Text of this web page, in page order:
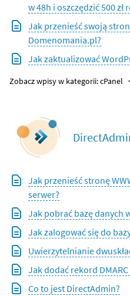
w 48h i oszczędzić 500 zł
Jak przenieść swoją
Domenomania.pl?
Jak zaktualizować
Zobacz wpisy w kategorii: cPanel
Jak przenieść stronę
serwer?
Jak pobrać bazę danych
Jak zalogować się do
Uwierzytelnianie
Jak dodać rekord
Co to jest DirectAdmin?